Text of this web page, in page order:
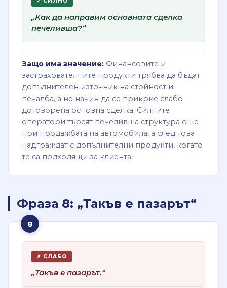
„Как да направим основната сделка
печеливша?“
Защо има значение: Финансовите и
застрахователните продукти трябва да бъдат
допълнителен източник на стойност и
печалба, а не начин да се прикрие слабо
договорена основна сделка. Силните
оператори търсят печеливша структура още
при продажбата на автомобила, а след това
надграждат с допълнителни продукти, когато
те са подходящи за клиента.
Фраза 8: „Такъв е пазарът“
8
✗ СЛАБО
„Такъв е пазарът.“